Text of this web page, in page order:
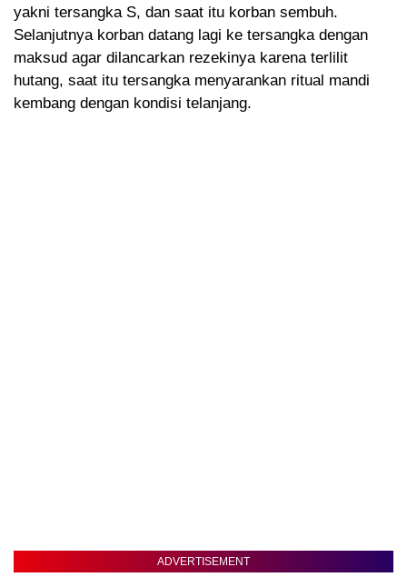
yakni tersangka S, dan saat itu korban sembuh.
Selanjutnya korban datang lagi ke tersangka dengan
maksud agar dilancarkan rezekinya karena terlilit
hutang, saat itu tersangka menyarankan ritual mandi
kembang dengan kondisi telanjang.
ADVERTISEMENT